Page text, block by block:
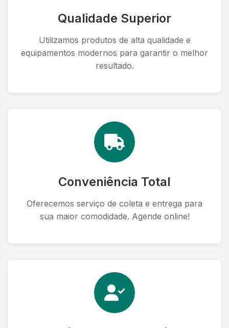
Qualidade Superior
Utilizamos produtos de alta qualidade e
equipamentos modernos para garantir o melhor
resultado.
Conveniência Total
Oferecemos serviço de coleta e entrega para
sua maior comodidade. Agende online!